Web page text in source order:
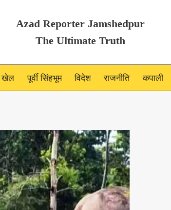
Azad Reporter Jamshedpur
The Ultimate Truth
खेल पूर्वी सिंहभूम विदेश राजनीति कपाली